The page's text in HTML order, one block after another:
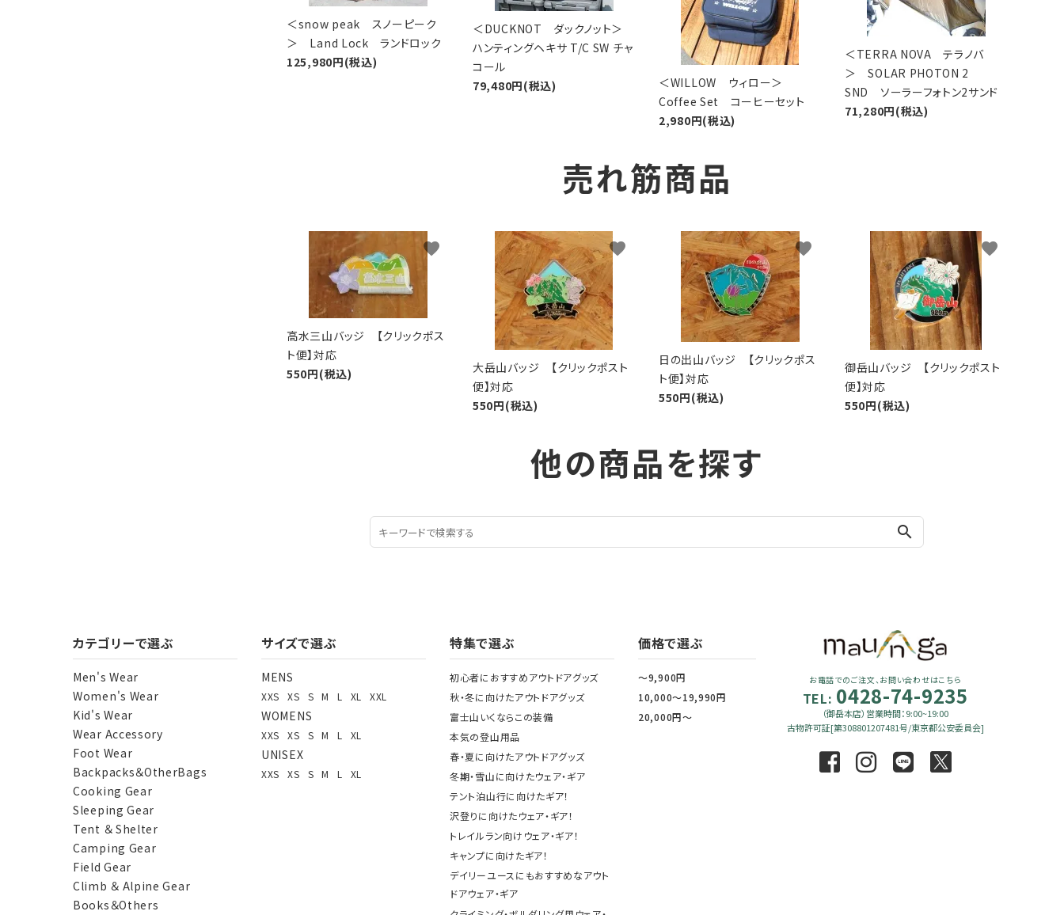
＜snow peak スノーピーク
＞ Land Lock ランドロック
125,980円(税込)
＜DUCKNOT ダックノット＞
ハンティングヘキサ T/C SW チャ
コール
79,480円(税込)
＜WILLOW ウィロー＞
Coffee Set コーヒーセット
2,980円(税込)
＜TERRA NOVA テラノバ
＞ SOLAR PHOTON 2
SND ソーラーフォトン2サンド
71,280円(税込)
売れ筋商品
高水三山バッジ 【クリックポス
ト便】対応
550円(税込)
favorite
大岳山バッジ 【クリックポスト
便】対応
550円(税込)
favorite
日の出山バッジ 【クリックポス
ト便】対応
550円(税込)
favorite
御岳山バッジ 【クリックポスト
便】対応
550円(税込)
favorite
他の商品を探す
search
カテゴリーで選ぶ
Men's Wear
Women's Wear
Kid's Wear
Wear Accessory
Foot Wear
Backpacks＆OtherBags
Cooking Gear
Sleeping Gear
Tent ＆ Shelter
Camping Gear
Field Gear
Climb ＆ Alpine Gear
Books＆Others
サイズで選ぶ
MENS
XXS XS S M L XL XXL
WOMENS
XXS XS S M L XL
UNISEX
XXS XS S M L XL
特集で選ぶ
初心者におすすめアウトドアグッズ
秋・冬に向けたアウトドアグッズ
富士山いくならこの装備
本気の登山用品
春・夏に向けたアウトドアグッズ
冬期・雪山に向けたウェア・ギア
テント泊山行に向けたギア！
沢登りに向けたウェア・ギア！
トレイルラン向けウェア・ギア！
キャンプに向けたギア！
デイリーユースにもおすすめなアウト
ドアウェア・ギア
価格で選ぶ
～9,900円
10,000～19,990円
20,000円～
お電話でのご注文、お問い合わせはこちら
TEL: 0428-74-9235
（御岳本店）営業時間：9:00~19:00
古物許可証[第308801207481号/東京都公安委員会]